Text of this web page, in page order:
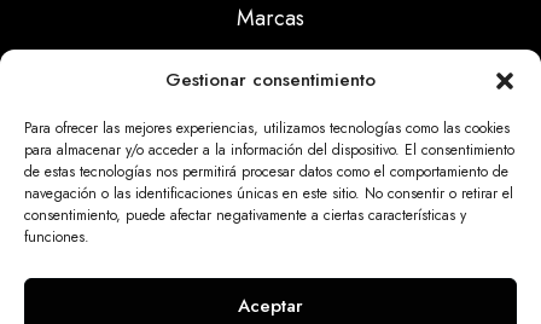
Gestionar consentimiento
Para ofrecer las mejores experiencias, utilizamos tecnologías como las cookies
para almacenar y/o acceder a la información del dispositivo. El consentimiento
de estas tecnologías nos permitirá procesar datos como el comportamiento de
navegación o las identificaciones únicas en este sitio. No consentir o retirar el
consentimiento, puede afectar negativamente a ciertas características y
funciones.
Aceptar
Marcas
Noticias
Aviso Legal
Politicas Cookies